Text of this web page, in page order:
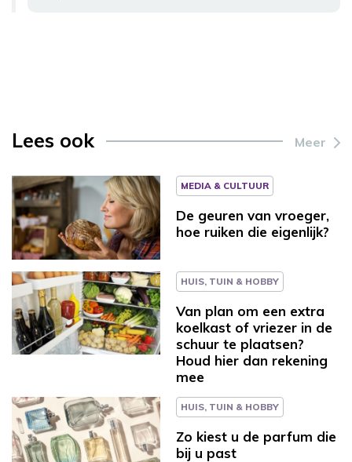
Lees ook Meer
MEDIA & CULTUUR
De geuren van vroeger,
hoe ruiken die eigenlijk?
HUIS, TUIN & HOBBY
Van plan om een extra
koelkast of vriezer in de
schuur te plaatsen?
Houd hier dan rekening
mee
HUIS, TUIN & HOBBY
Zo kiest u de parfum die
bij u past